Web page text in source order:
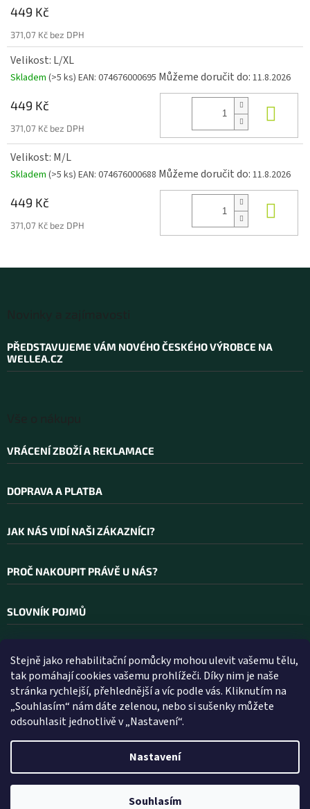
Stejně jako rehabilitační pomůcky mohou ulevit vašemu tělu,
tak pomáhají cookies vašemu prohlížeči. Díky nim je naše
stránka rychlejší, přehlednější a víc podle vás. Kliknutím na
„Souhlasím“ nám dáte zelenou, nebo si sušenky můžete
odsouhlasit jednotlivě v „Nastavení“.
Nastavení
Souhlasím
449 Kč
371,07 Kč bez DPH
Velikost: L/XL
Skladem (>5 ks) EAN: 074676000695 Můžeme doručit do: 11.8.2026
449 Kč
371,07 Kč bez DPH
Velikost: M/L
Skladem (>5 ks) EAN: 074676000688 Můžeme doručit do: 11.8.2026
449 Kč
371,07 Kč bez DPH
PŘEDSTAVUJEME VÁM NOVÉHO ČESKÉHO VÝROBCE NA
WELLEA.CZ
VRÁCENÍ ZBOŽÍ A REKLAMACE
DOPRAVA A PLATBA
JAK NÁS VIDÍ NAŠI ZÁKAZNÍCI?
PROČ NAKOUPIT PRÁVĚ U NÁS?
SLOVNÍK POJMŮ
Kontakt
INFO@WELLEA.CZ
800 200 900
602 112 602
Vytvořil Shoptet